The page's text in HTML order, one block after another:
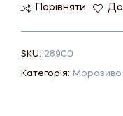
Порівняти
SKU: 28900
Категорія: Морозиво